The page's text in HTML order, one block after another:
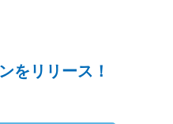
をリリース！